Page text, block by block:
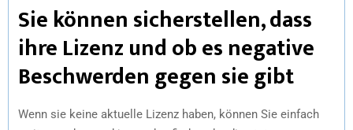
Sie können sicherstellen, dass
ihre Lizenz und ob es negative
Beschwerden gegen sie gibt
Wenn sie keine aktuelle Lizenz haben, können Sie einfach